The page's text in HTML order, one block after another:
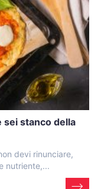
sei stanco della
devi rinunciare,
nutriente,...